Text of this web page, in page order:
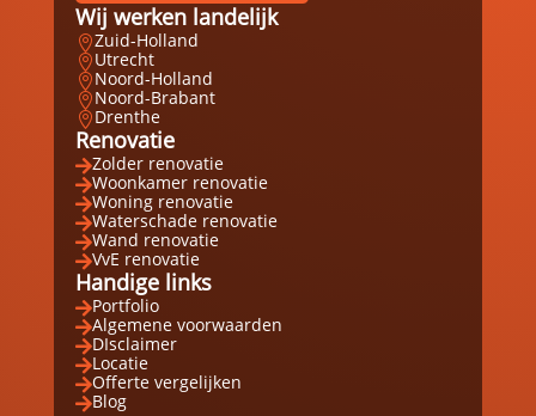
Wij werken landelijk
Zuid-Holland
Utrecht
Noord-Holland
Noord-Brabant
Drenthe
Renovatie
Zolder renovatie
Woonkamer renovatie
Woning renovatie
Waterschade renovatie
Wand renovatie
VvE renovatie
Handige links
Portfolio
Algemene voorwaarden
DIsclaimer
Locatie
Offerte vergelijken
Blog